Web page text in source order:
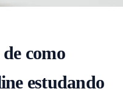
como
estudando